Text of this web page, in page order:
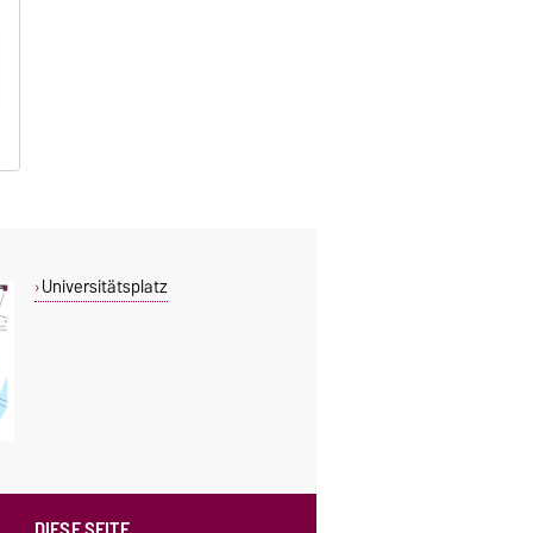
Universitätsplatz